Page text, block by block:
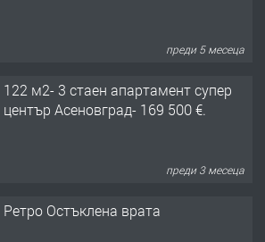
преди 3 месеца
Ретро Остъклена врата
преди 3 месеца
🌟HYUNDAI i10 - 2024 | Само 55 лв./